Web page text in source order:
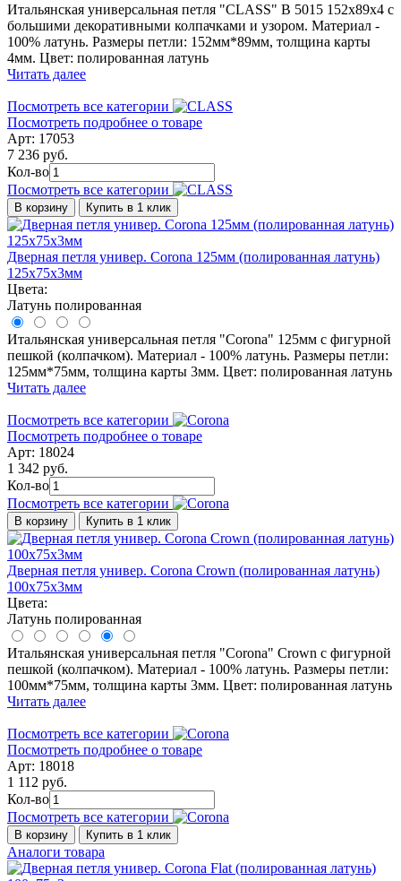
Итальянская универсальная петля "CLASS" B 5015 152x89x4 с
большими декоративными колпачками и узором. Материал -
100% латунь. Размеры петли: 152мм*89мм, толщина карты
4мм. Цвет: полированная латунь
Читать далее
Посмотреть все категории
Посмотреть подробнее о товаре
Арт: 17053
7 236 руб.
Кол-во
Посмотреть все категории
В корзину Купить в 1 клик
Дверная петля универ. Corona 125мм (полированная латунь)
125x75x3мм
Цвета:
Латунь полированная
Итальянская универсальная петля "Corona" 125мм с фигурной
пешкой (колпачком). Материал - 100% латунь. Размеры петли:
125мм*75мм, толщина карты 3мм. Цвет: полированная латунь
Читать далее
Посмотреть все категории
Посмотреть подробнее о товаре
Арт: 18024
1 342 руб.
Кол-во
Посмотреть все категории
В корзину Купить в 1 клик
Дверная петля универ. Corona Crown (полированная латунь)
100x75x3мм
Цвета:
Латунь полированная
Итальянская универсальная петля "Corona" Crown с фигурной
пешкой (колпачком). Материал - 100% латунь. Размеры петли:
100мм*75мм, толщина карты 3мм. Цвет: полированная латунь
Читать далее
Посмотреть все категории
Посмотреть подробнее о товаре
Арт: 18018
1 112 руб.
Кол-во
Посмотреть все категории
В корзину Купить в 1 клик
Аналоги товара